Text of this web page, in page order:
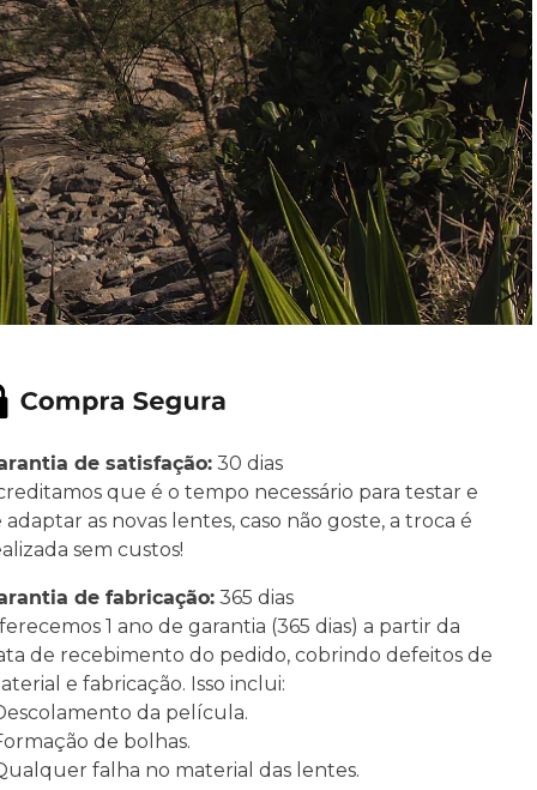
de satisfação:30 dias
que é o tempo necessário para testar e
adaptar as novas lentes, caso não goste, a troca é
sem custos!
de fabricação:365 dias
1 ano de garantia (365 dias) a partir da
de recebimento do pedido, cobrindo defeitos de
e fabricação. Isso inclui:
da película.
de bolhas.
falha no material das lentes.